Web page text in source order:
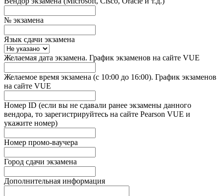
№ экзамена
Язык сдачи экзамена
Желаемая дата экзамена. График экзаменов на сайте VUE
Желаемое время экзамена (с 10:00 до 16:00). График экзаменов
на сайте VUE
Номер ID (если вы не сдавали ранее экзамены данного
вендора, то зарегистрируйтесь на сайте Pearson VUE и
укажите номер)
Номер промо-ваучера
Город сдачи экзамена
Дополнительная информация